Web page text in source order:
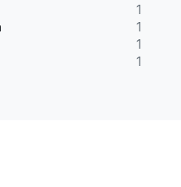
1
1
1
1